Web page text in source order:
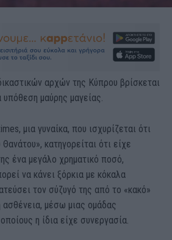
αρχών της Κύπρου βρίσκεται
υπόθεση μαύρης μαγείας.
μια γυναίκα, που ισχυρίζεται ότι
κατηγορείται ότι είχε
ένα μεγάλο χρηματικό ποσό,
να κάνει ξόρκια με κόκαλα
τον σύζυγό της από το «κακό»
ασθένεια, μέσω μιας ομάδας
η ίδια είχε συνεργασία.